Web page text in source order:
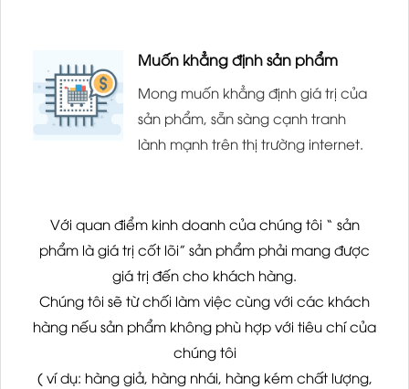
Muốn khẳng định sản phẩm
Mong muốn khẳng định giá trị của
sản phẩm, sẵn sàng cạnh tranh
lành mạnh trên thị trường internet.
Với quan điểm kinh doanh của chúng tôi “ sản
phẩm là giá trị cốt lõi” sản phẩm phải mang được
giá trị đến cho khách hàng.
Chúng tôi sẽ từ chối làm việc cùng với các khách
hàng nếu sản phẩm không phù hợp với tiêu chí của
chúng tôi
( ví dụ: hàng giả, hàng nhái, hàng kém chất lượng,